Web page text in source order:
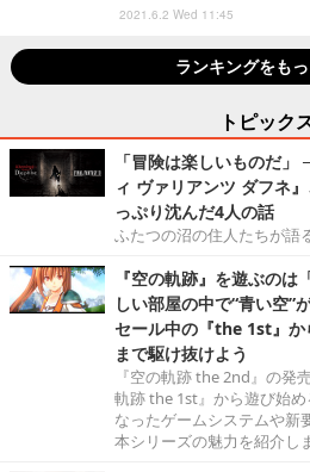
2021.6.2 Wed 11:45
ランキングをも
トピック
「冒険は楽しいものだ
ィ ヴァリアンツ ダフネ
っぷり沈んだ4人の話
ふたつの沼の住人たちが語
『空の軌跡』を遊ぶの
しい部屋の中で“青い空
セール中の『the 1st』か
まで駆け抜けよう
『空の軌跡 the 2nd』の発
軌跡 the 1st』から遊び始
なったゲームシステムや新
本シリーズの魅力を紹介し